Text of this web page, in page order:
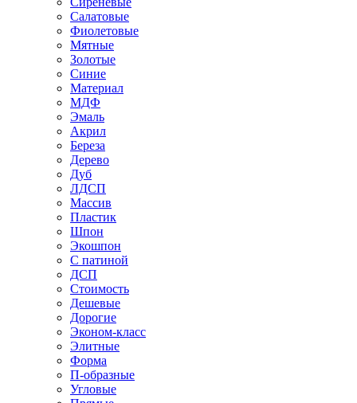
Салатовые
Фиолетовые
Мятные
Золотые
Синие
Материал
МДФ
Эмаль
Акрил
Береза
Дерево
Дуб
ЛДСП
Массив
Пластик
Шпон
Экошпон
С патиной
ДСП
Стоимость
Дешевые
Дорогие
Эконом-класс
Элитные
Форма
П-образные
Угловые